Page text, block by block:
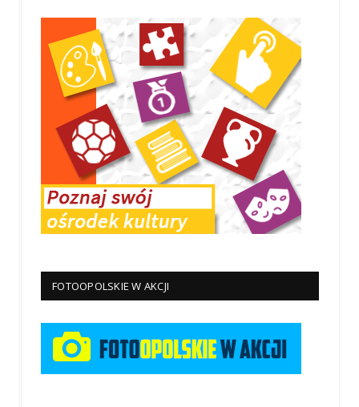
FOTOOPOLSKIE W AKCJI